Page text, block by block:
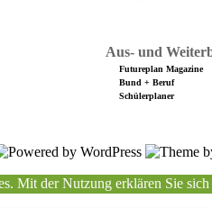
Aus- und
Futureplan Magazine
Bund + Beruf
Schülerplaner
Mit der Nutzung erklären Sie